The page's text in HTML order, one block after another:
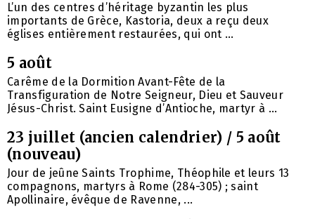
L’un des centres d’héritage byzantin les plus
importants de Grèce, Kastoria, deux a reçu deux
églises entièrement restaurées, qui ont ...
5 août
Carême de la Dormition Avant-Fête de la
Transfiguration de Notre Seigneur, Dieu et Sauveur
Jésus-Christ. Saint Eusigne d’Antioche, martyr à ...
23 juillet (ancien calendrier) / 5 août
(nouveau)
Jour de jeûne Saints Trophime, Théophile et leurs 13
compagnons, martyrs à Rome (284-305) ; saint
Apollinaire, évêque de Ravenne, ...